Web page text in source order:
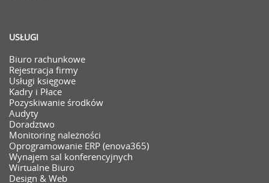
USŁUGI
Biuro rachunkowe
Rejestracja firmy
Usługi księgowe
Kadry i Płace
Pozyskiwanie środków
Audyty
Doradztwo
Monitoring należności
Oprogramowanie ERP (enova365)
Wynajem sal konferencyjnych
Wirtualne Biuro
Design & Web